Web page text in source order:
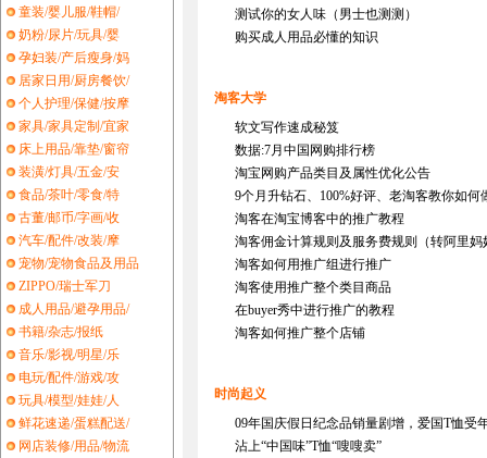
童装/婴儿服/鞋帽/
奶粉/尿片/玩具/婴
孕妇装/产后瘦身/妈
居家日用/厨房餐饮/
个人护理/保健/按摩
家具/家具定制/宜家
床上用品/靠垫/窗帘
装潢/灯具/五金/安
食品/茶叶/零食/特
古董/邮币/字画/收
汽车/配件/改装/摩
宠物/宠物食品及用品
ZIPPO/瑞士军刀
成人用品/避孕用品/
书籍/杂志/报纸
音乐/影视/明星/乐
电玩/配件/游戏/攻
玩具/模型/娃娃/人
鲜花速递/蛋糕配送/
网店装修/用品/物流
测试你的女人味（男士也测测）
购买成人用品必懂的知识
淘客大学
软文写作速成秘笈
数据:7月中国网购排行榜
淘宝网购产品类目及属性优化公告
9个月升钻石、100%好评、老淘客教你如何
淘客在淘宝博客中的推广教程
淘客佣金计算规则及服务费规则（转阿里妈
淘客如何用推广组进行推广
淘客使用推广整个类目商品
在buyer秀中进行推广的教程
淘客如何推广整个店铺
时尚起义
09年国庆假日纪念品销量剧增，爱国T恤受
沾上“中国味”T恤“嗖嗖卖”